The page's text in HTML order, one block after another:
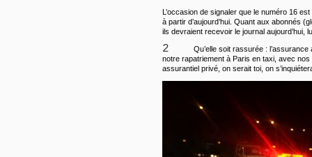
L’occasion de signaler que le numéro 16
à partir d’aujourd’hui. Quant aux abonnés
ils devraient recevoir le journal aujourd’hui,
2
Qu’elle soit rassurée :
notre rapatriement à Paris en taxi, avec nos
assurantiel privé, on serait toi, on